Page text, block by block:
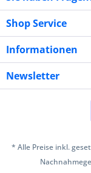
Shop Service
Informationen
Newsletter
* Alle Preise inkl.